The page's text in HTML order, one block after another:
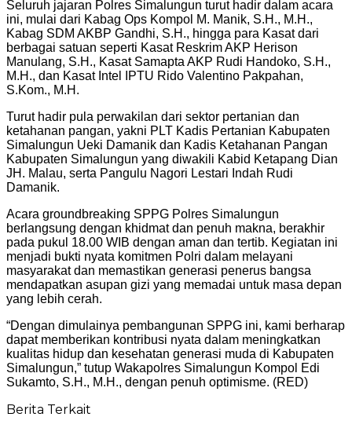
Seluruh jajaran Polres Simalungun turut hadir dalam acara
ini, mulai dari Kabag Ops Kompol M. Manik, S.H., M.H.,
Kabag SDM AKBP Gandhi, S.H., hingga para Kasat dari
berbagai satuan seperti Kasat Reskrim AKP Herison
Manulang, S.H., Kasat Samapta AKP Rudi Handoko, S.H.,
M.H., dan Kasat Intel IPTU Rido Valentino Pakpahan,
S.Kom., M.H.
Turut hadir pula perwakilan dari sektor pertanian dan
ketahanan pangan, yakni PLT Kadis Pertanian Kabupaten
Simalungun Ueki Damanik dan Kadis Ketahanan Pangan
Kabupaten Simalungun yang diwakili Kabid Ketapang Dian
JH. Malau, serta Pangulu Nagori Lestari Indah Rudi
Damanik.
Acara groundbreaking SPPG Polres Simalungun
berlangsung dengan khidmat dan penuh makna, berakhir
pada pukul 18.00 WIB dengan aman dan tertib. Kegiatan ini
menjadi bukti nyata komitmen Polri dalam melayani
masyarakat dan memastikan generasi penerus bangsa
mendapatkan asupan gizi yang memadai untuk masa depan
yang lebih cerah.
“Dengan dimulainya pembangunan SPPG ini, kami berharap
dapat memberikan kontribusi nyata dalam meningkatkan
kualitas hidup dan kesehatan generasi muda di Kabupaten
Simalungun,” tutup Wakapolres Simalungun Kompol Edi
Sukamto, S.H., M.H., dengan penuh optimisme. (RED)
Berita Terkait